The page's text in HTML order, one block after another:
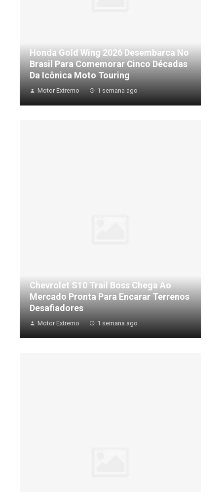
Honda Gold Wing 2026 Desembarca No
Brasil Para Comemorar Cinco Décadas
Da Icônica Moto Touring
Motor Extremo 1 semana ago
Chevrolet S10 Trail Boss Chega Ao
Mercado Pronta Para Encarar Terrenos
Desafiadores
Motor Extremo 1 semana ago